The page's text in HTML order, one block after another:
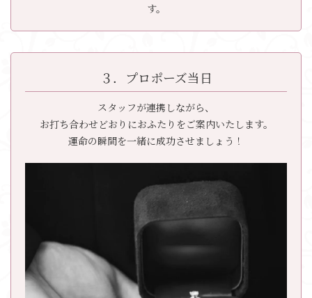
す。
３．プロポーズ当日
スタッフが連携しながら、
お打ち合わせどおりにおふたりをご案内いたします。
運命の瞬間を一緒に成功させましょう！